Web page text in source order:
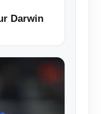
Darwin